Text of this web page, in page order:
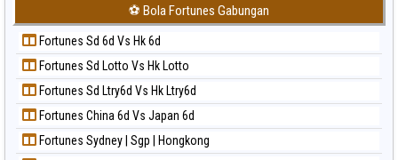
Paito Harian Sydney Lottery
Paito Harian Sydney Lottery 6d
Paito Harian Sydney Lotto
Paito Harian Sydney Pools 6d
Paito Harian Taipei
Paito Harian Taiwan
Prediksi Korea
Prediksi Kuda Lari
Prediksi Magnum Cambodia
Prediksi Nagoya
Prediksi North Carolina Day
Prediksi Pcso
⚽ Bola Fortunes Gabungan
Fortunes Sd 6d Vs Hk 6d
Fortunes Sd Lotto Vs Hk Lotto
Fortunes Sd Ltry6d Vs Hk Ltry6d
Fortunes China 6d Vs Japan 6d
Fortunes Sydney | Sgp | Hongkong